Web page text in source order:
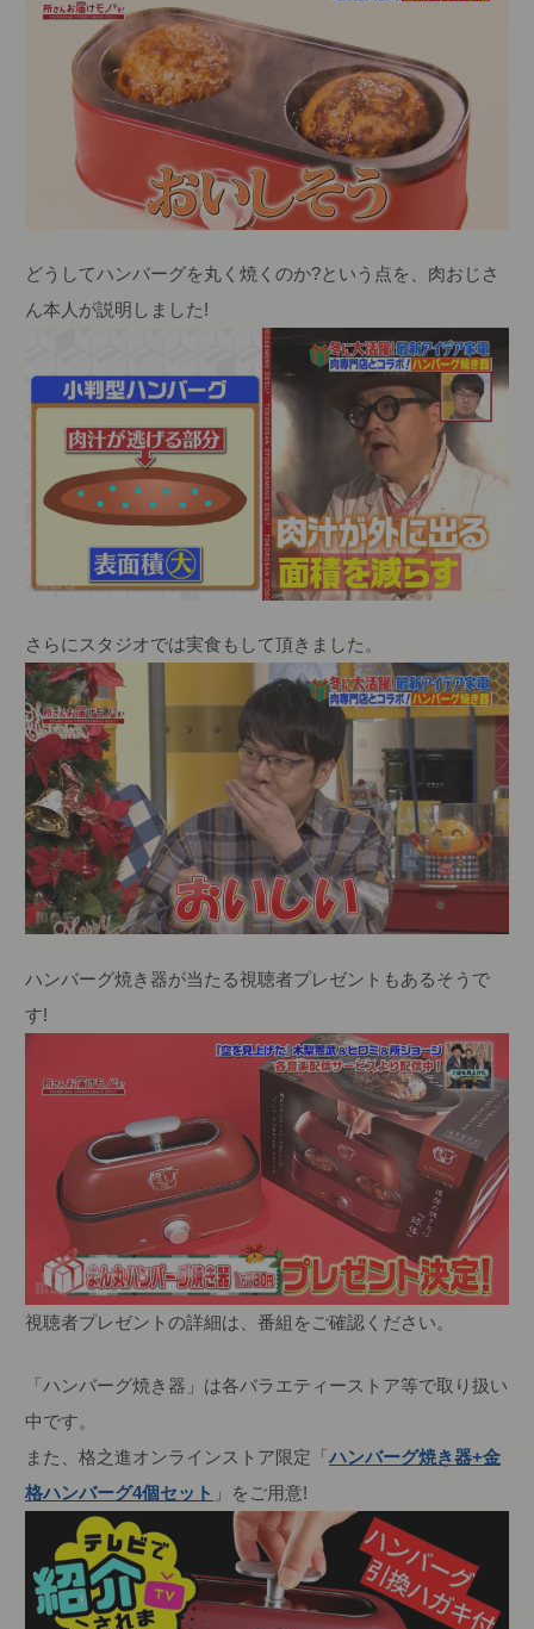
どうしてハンバーグを丸く焼くのか?という点を、肉おじさ
ん本人が説明しました!
さらにスタジオでは実食もして頂きました。
ハンバーグ焼き器が当たる視聴者プレゼントもあるそうで
す!
視聴者プレゼントの詳細は、番組をご確認ください。
「ハンバーグ焼き器」は各バラエティーストア等で取り扱い
中です。
また、格之進オンラインストア限定「ハンバーグ焼き器+金
格ハンバーグ4個セット 」をご用意!